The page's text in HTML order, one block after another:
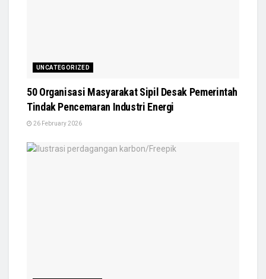
UNCATEGORIZED
50 Organisasi Masyarakat Sipil Desak Pemerintah
Tindak Pencemaran Industri Energi
26 February 2026